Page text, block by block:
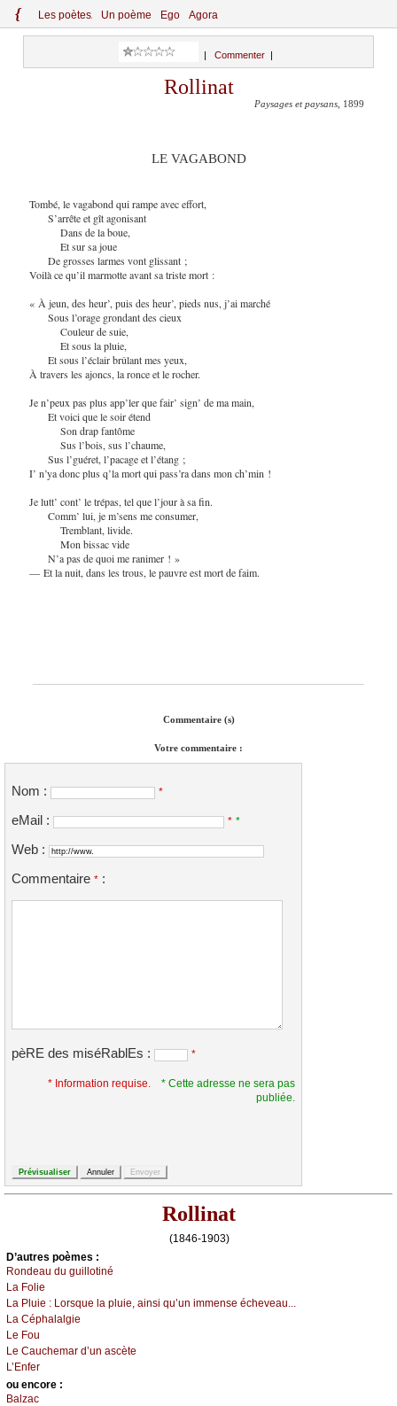
{ Les poètes Un poème Ego Agora
Commenter
Rollinat
Paysages et paysans , 1899
LE VAGABOND
Tombé, le vagabond qui rampe avec effort,
S’arrête et gît agonisant
Dans de la boue,
Et sur sa joue
De grosses larmes vont glissant ;
Voilà ce qu’il marmotte avant sa triste mort :
« À jeun, des heur’, puis des heur’, pieds nus, j’ai marché
Sous l’orage grondant des cieux
Couleur de suie,
Et sous la pluie,
Et sous l’éclair brûlant mes yeux,
À travers les ajoncs, la ronce et le rocher.
Je n’peux pas plus app’ler que fair’ sign’ de ma main,
Et voici que le soir étend
Son drap fantôme
Sus l’bois, sus l’chaume,
Sus l’guéret, l’pacage et l’étang ;
I’ n’ya donc plus q’la mort qui pass’ra dans mon ch’min !
Je lutt’ cont’ le trépas, tel que l’jour à sa fin.
Comm’ lui, je m’sens me consumer,
Tremblant, livide.
Mon bissac vide
N’a pas de quoi me ranimer ! »
— Et la nuit, dans les trous, le pauvre est mort de faim.
Commentaire (s)
Votre commentaire :
Nom : *
eMail : * *
Web :
Commentaire * :
pèRE des miséRablEs : *
* Information requise.
* Cette adresse ne sera pas
publiée.
Rollinat
(1846-1903)
D’autrеs pоèmеs :
Rоndеаu du guillоtiné
Lа Fоliе
Lа Ρluiе : Lоrsquе lа pluiе, аinsi qu’un immеnsе éсhеvеаu...
Lа Сéphаlаlgiе
Lе Fоu
Lе Саuсhеmаr d’un аsсètе
L’Εnfеr
оu еncоrе :
Βаlzас